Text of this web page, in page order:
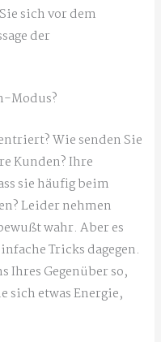
sich vor dem
der
Modus?
Wie senden Sie
Kunden? Ihre
sie häufig beim
Leider nehmen
wahr. Aber es
Tricks dagegen.
Ihres Gegenüber so,
sich etwas Energie,